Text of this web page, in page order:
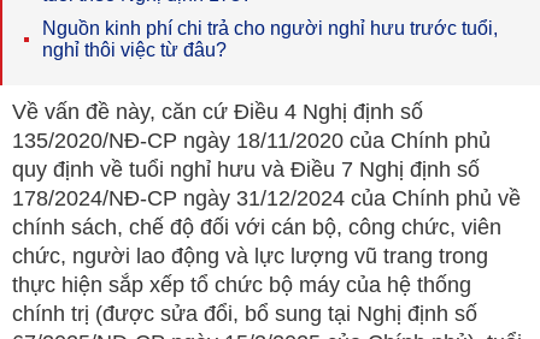
Nguồn kinh phí chi trả cho người nghỉ hưu trước tuổi,
nghỉ thôi việc từ đâu?
Về vấn đề này, căn cứ Điều 4 Nghị định số
135/2020/NĐ-CP ngày 18/11/2020 của Chính phủ
quy định về tuổi nghỉ hưu và Điều 7 Nghị định số
178/2024/NĐ-CP ngày 31/12/2024 của Chính phủ về
chính sách, chế độ đối với cán bộ, công chức, viên
chức, người lao động và lực lượng vũ trang trong
thực hiện sắp xếp tổ chức bộ máy của hệ thống
chính trị (được sửa đổi, bổ sung tại Nghị định số